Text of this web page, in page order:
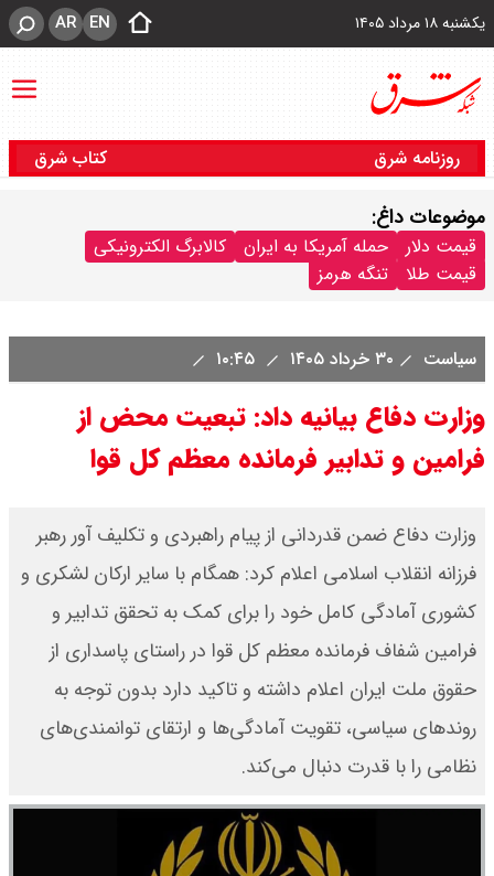
یکشنبه ۱۸ مرداد ۱۴۰۵ EN
AR
روزنامه شرق کتاب شرق
موضوعات داغ:
قیمت دلار حمله آمریکا به ایران
کالابرگ الکترونیکی
قیمت طلا
تنگه هرمز
سیاست ۳۰ خرداد ۱۴۰۵
وزارت دفاع بیانیه داد: تبعیت محض از
فرامین و تدابیر فرمانده معظم کل قوا
وزارت دفاع ضمن قدردانی از پیام راهبردی و تکلیف آور رهبر
فرزانه انقلاب اسلامی اعلام کرد: همگام با سایر ارکان لشکری و
کشوری آمادگی کامل خود را برای کمک به تحقق تدابیر و
فرامین شفاف فرمانده معظم کل قوا در راستای پاسداری از
حقوق ملت ایران اعلام داشته و تاکید دارد بدون توجه به
روندهای سیاسی، تقویت آمادگی‌ها و ارتقای توانمندی‌های
نظامی را با قدرت دنبال می‌کند.